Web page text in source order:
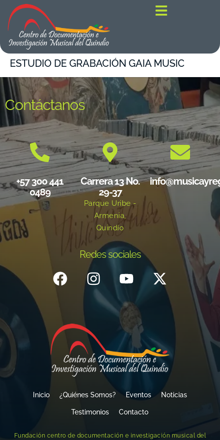
contenido
ESTUDIO DE GRABACIÓN GAIA MUSIC
Contáctanos
+57 300 441
0489
Carrera 13 No.
29-37
Parque Uribe -
Armenia,
Quindío
Redes sociales
Inicio ¿Quiénes Somos? Eventos Noticias
Testimonios Contacto
Fundación centro de documentación e investigación musical del